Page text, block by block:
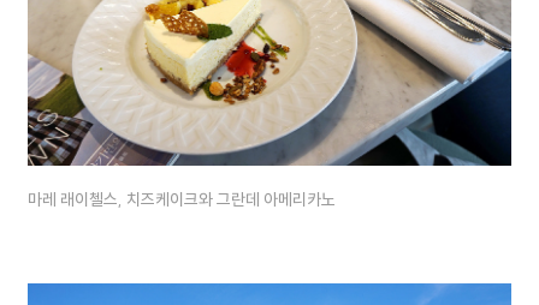
마레 래이첼스, 치즈케이크와 그란데 아메리카노